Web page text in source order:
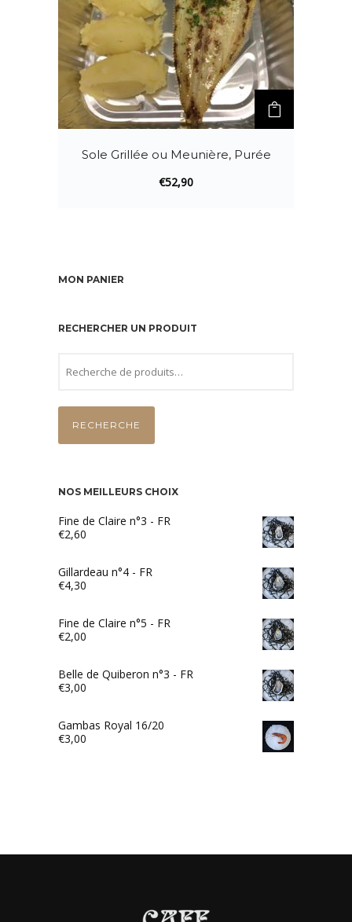
Sole Grillée ou Meunière, Purée
€52,90
MON PANIER
RECHERCHER UN PRODUIT
RECHERCHE
NOS MEILLEURS CHOIX
Fine de Claire n°3 - FR
€2,60
Gillardeau n°4 - FR
€4,30
Fine de Claire n°5 - FR
€2,00
Belle de Quiberon n°3 - FR
€3,00
Gambas Royal 16/20
€3,00